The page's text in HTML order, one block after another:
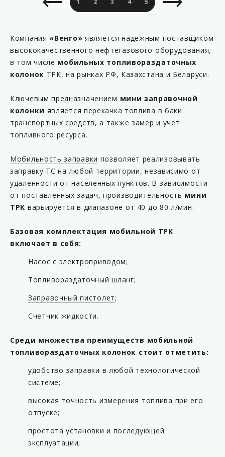
1 2 3 4 5 6 7
Компания «Венго» является надежным поставщиком
высококачественного нефтегазового оборудования,
в том числе мобильных топливораздаточных
колонок ТРК, на рынках РФ, Казахстана и Беларуси.
Ключевым предназначением мини заправочной
колонки является перекачка топлива в баки
транспортных средств, а также замер и учет
топливного ресурса.
Мобильность заправки позволяет реализовывать
заправку ТС на любой территории, независимо от
удаленности от населенных пунктов. В зависимости
от поставленных задач, производительность мини
ТРК варьируется в диапазоне от 40 до 80 л/мин.
Базовая комплектация мобильной ТРК
включает в себя:
Насос с электроприводом;
Топливораздаточный шланг;
Заправочный пистолет;
Счетчик жидкости.
Среди множества преимуществ мобильной
топливораздаточных колонок стоит отметить:
удобство заправки в любой технологической
системе;
высокая точность измерения топлива при его
отпуске;
простота установки и последующей
эксплуатации;